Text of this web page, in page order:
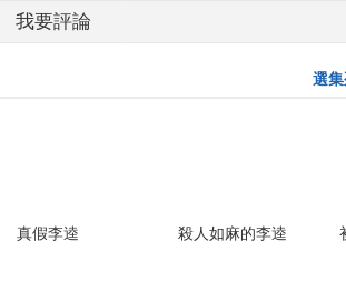
我要評論
選
真假李逵 殺人如麻的李逵